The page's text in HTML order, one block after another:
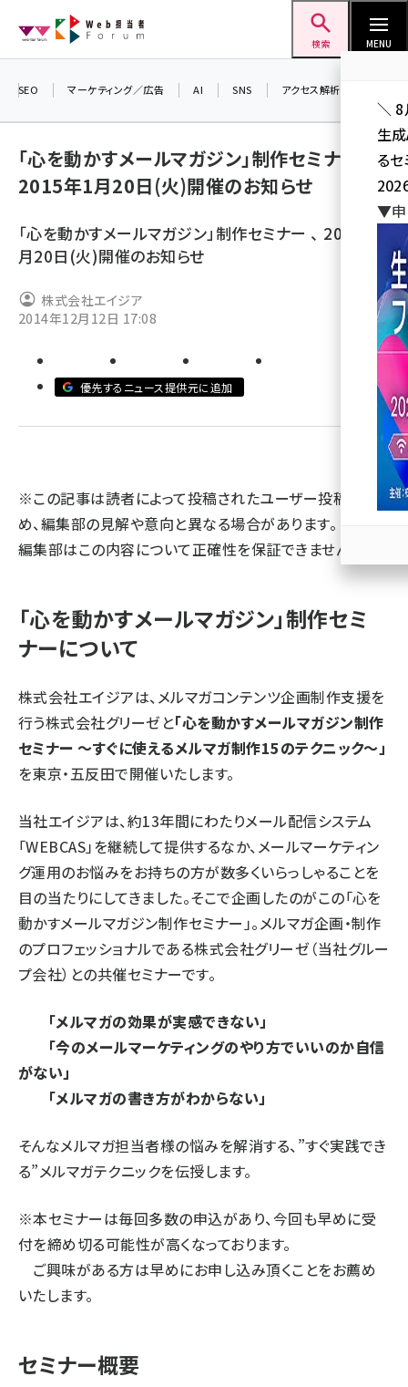
ン
検索 MENU
ai (2811)
note (2315)
z世代 (1623)
SEO マーケティング／広告 AI SNS アクセス解析／データ分析
「心を動かすメールマガジン」制作セミナー 、
2015年1月20日(火)開催のお知らせ
「心を動かすメールマガジン」制作セミナー 、 2015年1
月20日(火)開催のお知らせ
株式会社エイジア
2014年12月12日 17:08
優先するニュース提供元に追加
※この記事は読者によって投稿されたユーザー投稿のた
め、編集部の見解や意向と異なる場合があります。 また、
編集部はこの内容について正確性を保証できません。
「心を動かすメールマガジン」制作セミ
ナーについて
株式会社エイジアは、メルマガコンテンツ企画制作支援を
行う株式会社グリーゼと「心を動かすメールマガジン制作
セミナー ～すぐに使えるメルマガ制作15のテクニック～」
を東京・五反田で開催いたします。
当社エイジアは、約13年間にわたりメール配信システム
「WEBCAS」を継続して提供するなか、メールマーケティン
グ運用のお悩みをお持ちの方が数多くいらっしゃることを
目の当たりにしてきました。そこで企画したのがこの「心を
動かすメールマガジン制作セミナー」。メルマガ企画・制作
のプロフェッショナルである株式会社グリーゼ（当社グルー
プ会社）との共催セミナーです。
「メルマガの効果が実感できない」
「今のメールマーケティングのやり方でいいのか自信
がない」
「メルマガの書き方がわからない」
そんなメルマガ担当者様の悩みを解消する、”すぐ実践でき
る”メルマガテクニックを伝授します。
※本セミナーは毎回多数の申込があり、今回も早めに受
付を締め切る可能性が高くなっております。
ご興味がある方は早めにお申し込み頂くことをお薦め
いたします。
セミナー概要
＼ 8
生
る
▼申